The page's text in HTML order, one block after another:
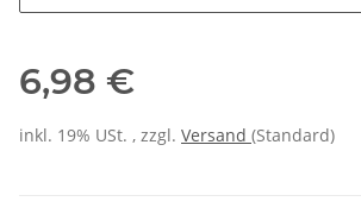
6,98 €
inkl. 19% USt. , zzgl. Versand (Standard)